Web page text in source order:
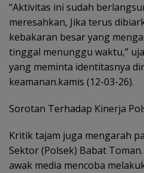
“Aktivitas ini sudah
meresahkan, Jika terus
kebakaran besar yang
tinggal menunggu waktu,”
yang meminta identitasnya
keamanan.kamis (12-03-26).
Sorotan Terhadap Kinerja
Kritik tajam juga mengarah
Sektor (Polsek) Babat
awak media mencoba